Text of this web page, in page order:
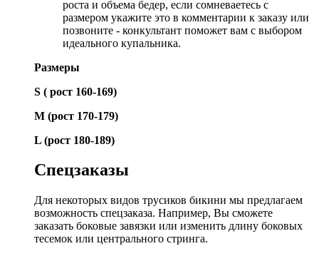
роста и объема бедер, если сомневаетесь с
размером укажите это в комментарии к заказу или
позвоните - конкультант поможет вам с выбором
идеального купальника.
Размеры
S ( рост 160-169)
М (рост 170-179)
L (рост 180-189)
Спецзаказы
Для некоторых видов трусиков бикини мы предлагаем
возможность спецзаказа. Например, Вы сможете
заказать боковые завязки или изменить длину боковых
тесемок или центрального стринга.